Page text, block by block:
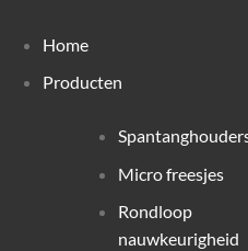
Home
Producten
Micro freesjes
Rondloop
nauwkeurigheid